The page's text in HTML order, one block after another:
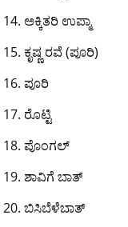
ಅಕ್ಕಿತರಿ ಉಪ್ಮಾ
ಕೃಷ್ಣ ರವೆ (ಪೂರಿ)
ಪೂರಿ
ರೊಟ್ಟಿ
ಪೊಂಗಲ್
ಶಾವಿಗೆ ಬಾತ್
ಬಿಸಿಬೆಳೆಬಾತ್